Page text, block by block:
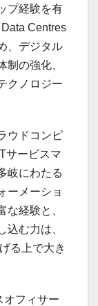
プ経験を有
Centres
、デジタル
制の強化、
クノロジー
ウドコンピ
サービスマ
岐にわたる
ーメーショ
な経験と、
込む力は、
る上で大き
オフィサー